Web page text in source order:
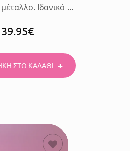
Ιδανικό …
39.95€
ΣΤΟ ΚΑΛΑΘΙ